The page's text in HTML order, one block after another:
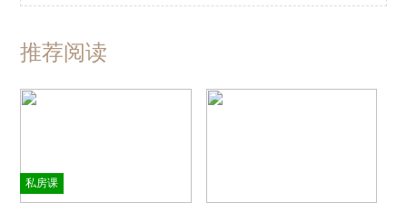
推荐阅读
私房课